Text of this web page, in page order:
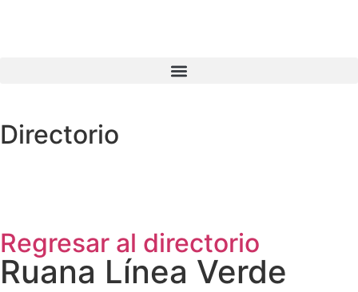
Directorio
Regresar al directorio
Ruana Línea Verde